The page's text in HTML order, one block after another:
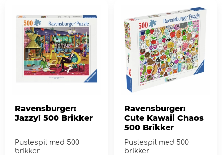
Ravensburger:
Jazzy! 500 Brikker
Puslespil med 500
brikker
Ravensburger:
Cute Kawaii Chaos
500 Brikker
Puslespil med 500
brikker